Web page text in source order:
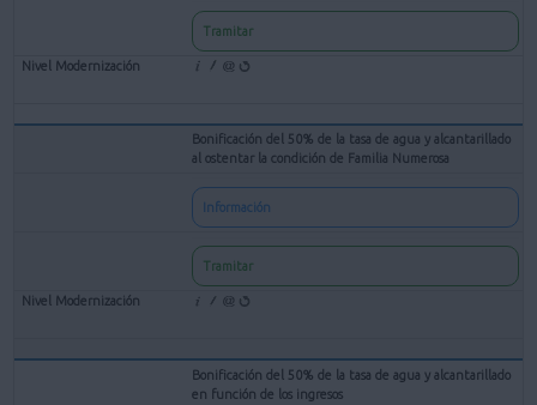
Tramitar
Bonificación del 50% de la tasa de agua y alcantarillado
al ostentar la condición de Familia Numerosa
Información
Tramitar
Bonificación del 50% de la tasa de agua y alcantarillado
en función de los ingresos